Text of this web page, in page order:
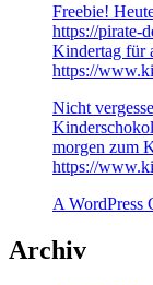
Freebie!
https://pirate-
Kindertag für
https://
Nicht
morgen zum
https://
A WordPress
Archiv